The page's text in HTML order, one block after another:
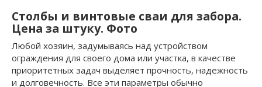
Столбы и винтовые сваи для забора.
Цена за штуку. Фото
Любой хозяин, задумываясь над устройством
ограждения для своего дома или участка, в качестве
приоритетных задач выделяет прочность, надежность
и долговечность. Все эти параметры обычно